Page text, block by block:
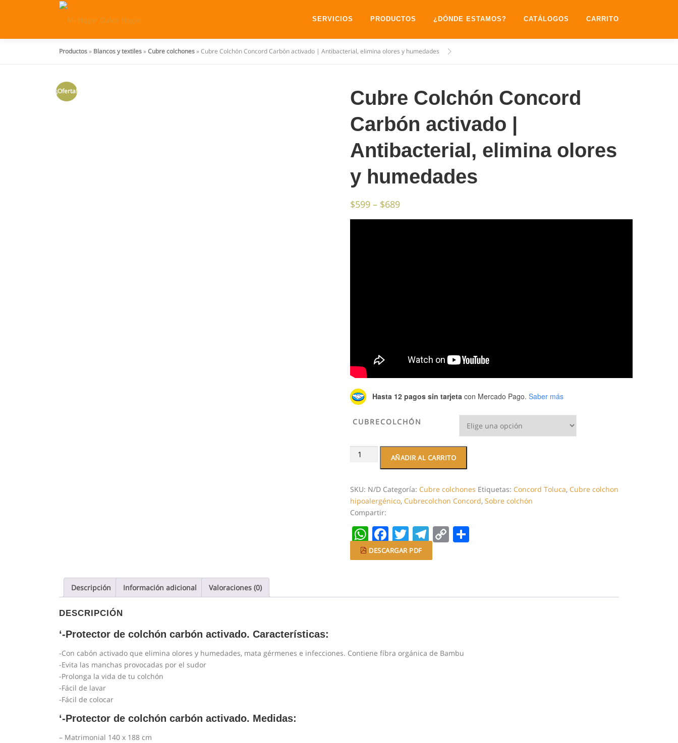
SERVICIOS PRODUCTOS ¿DÓNDE ESTAMOS? CATÁLOGOS CARRITO
Productos» Blancos y textiles»Cubre colchones»Cubre Colchón Concord Carbón activado | Antibacterial, elimina olores y humedades
¡Oferta!
Cubre Colchón Concord
Carbón activado |
Antibacterial, elimina olores
y humedades
$599 – $689
Hasta 12 pagos sin tarjeta con Mercado Pago. Saber más
CUBRECOLCHÓN
Cubre
Carbón
activado
|
elimina
olores
AÑADIR AL CARRITO
SKU: N/D Categoría: Cubre colchones Etiquetas: Concord Toluca, Cubre colchon
hipoalergénico, Cubrecolchon Concord, Sobre colchón
Compartir:
WhatsApp
Facebook
Twitter
Telegram
Copy
DESCARGAR PDF
Descripción Información adicional Valoraciones (0)
DESCRIPCIÓN
‘-Protector de colchón carbón activado. Características:
-Con cabón activado que elimina olores y humedades, mata gérmenes e infecciones. Contiene fíbra orgánica de Bambu
-Evita las manchas provocadas por el sudor
-Prolonga la vida de tu colchón
-Fácil de lavar
-Fácil de colocar
‘-Protector de colchón carbón activado. Medidas:
– Matrimonial 140 x 188 cm